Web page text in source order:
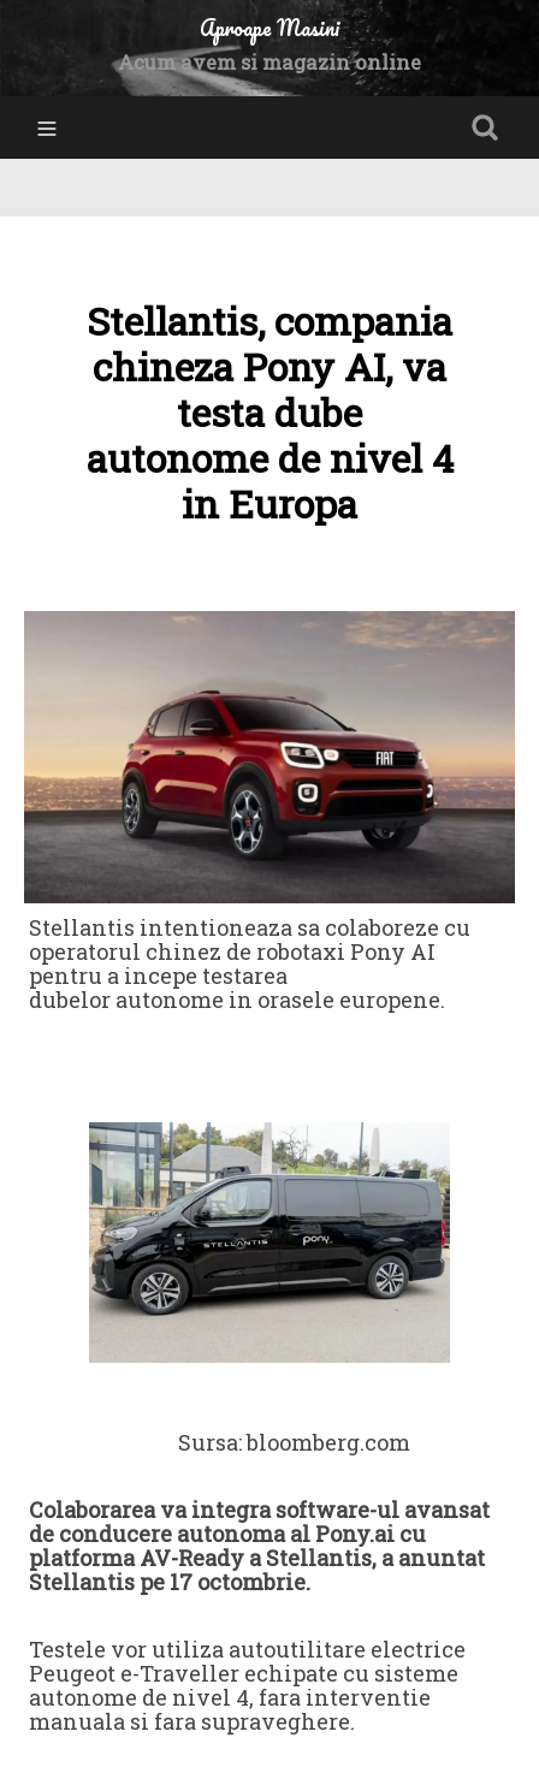
Aproape Masini
Acum avem si magazin online
Stellantis, compania
chineza Pony AI, va
testa dube
autonome de nivel 4
in Europa
Stellantis intentioneaza sa colaboreze cu
operatorul chinez de robotaxi Pony AI
pentru a incepe testarea
dubelor autonome in orasele europene.
Sursa: bloomberg.com
Colaborarea va integra software-ul avansat
de conducere autonoma al Pony.ai cu
platforma AV-Ready a Stellantis, a anuntat
Stellantis pe 17 octombrie.
Testele vor utiliza autoutilitare electrice
Peugeot e-Traveller echipate cu sisteme
autonome de nivel 4, fara interventie
manuala si fara supraveghere.